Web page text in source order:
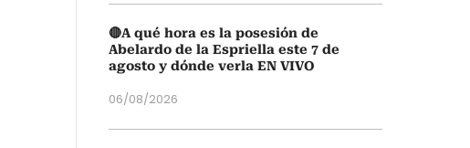
🔴A qué hora es la posesión de
Abelardo de la Espriella este 7 de
agosto y dónde verla EN VIVO
06/08/2026